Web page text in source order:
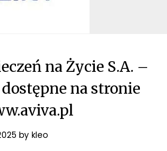
na Życie S.A. –
na stronie
by kleo